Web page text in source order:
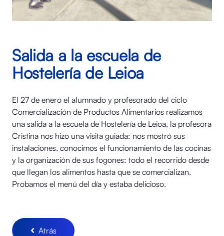
Salida a la escuela de
Hostelería de Leioa
El 27 de enero el alumnado y profesorado del ciclo
Comercialización de Productos Alimentarios realizamos
una salida a la escuela de Hostelería de Leioa, la profesora
Cristina nos hizo una visita guiada: nos mostró sus
instalaciones, conocimos el funcionamiento de las cocinas
y la organización de sus fogones: todo el recorrido desde
que llegan los alimentos hasta que se comercializan.
Probamos el menú del día y estaba delicioso.
Atrás